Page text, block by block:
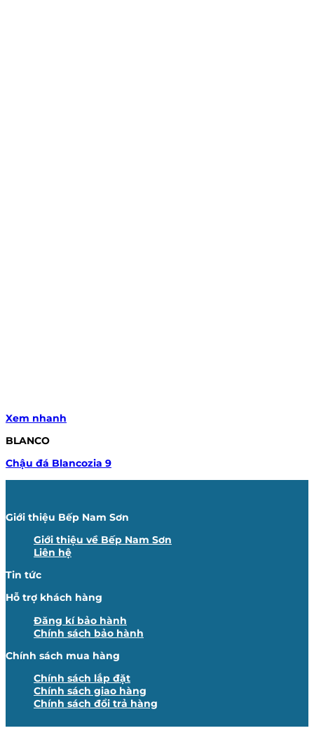
Xem nhanh
BLANCO
Chậu đá Blancozia 9
Giới thiệu Bếp Nam Sơn
Giới thiệu về Bếp Nam Sơn
Liên hệ
Tin tức
Hỗ trợ khách hàng
Đăng kí bảo hành
Chính sách bảo hành
Chính sách mua hàng
Chính sách lắp đặt
Chính sách giao hàng
Chính sách đổi trả hàng